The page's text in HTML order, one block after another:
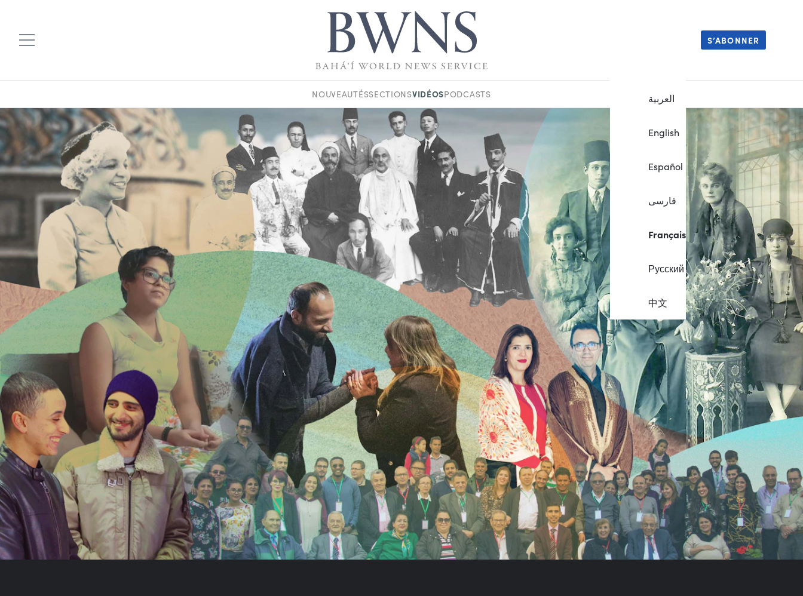
العربية
English
Español
فارسی
Français
Русский
中文
S’ABONNER
NOUVEAUTÉSSECTIONSVIDÉOSPODCASTS